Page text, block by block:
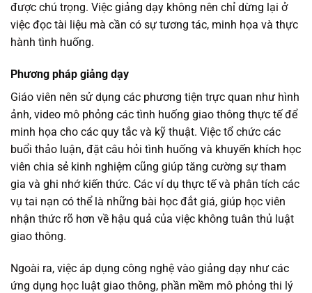
được chú trọng. Việc giảng dạy không nên chỉ dừng lại ở
việc đọc tài liệu mà cần có sự tương tác, minh họa và thực
hành tình huống.
Phương pháp giảng dạy
Giáo viên nên sử dụng các phương tiện trực quan như hình
ảnh, video mô phỏng các tình huống giao thông thực tế để
minh họa cho các quy tắc và kỹ thuật. Việc tổ chức các
buổi thảo luận, đặt câu hỏi tình huống và khuyến khích học
viên chia sẻ kinh nghiệm cũng giúp tăng cường sự tham
gia và ghi nhớ kiến thức. Các ví dụ thực tế và phân tích các
vụ tai nạn có thể là những bài học đắt giá, giúp học viên
nhận thức rõ hơn về hậu quả của việc không tuân thủ luật
giao thông.
Ngoài ra, việc áp dụng công nghệ vào giảng dạy như các
ứng dụng học luật giao thông, phần mềm mô phỏng thi lý